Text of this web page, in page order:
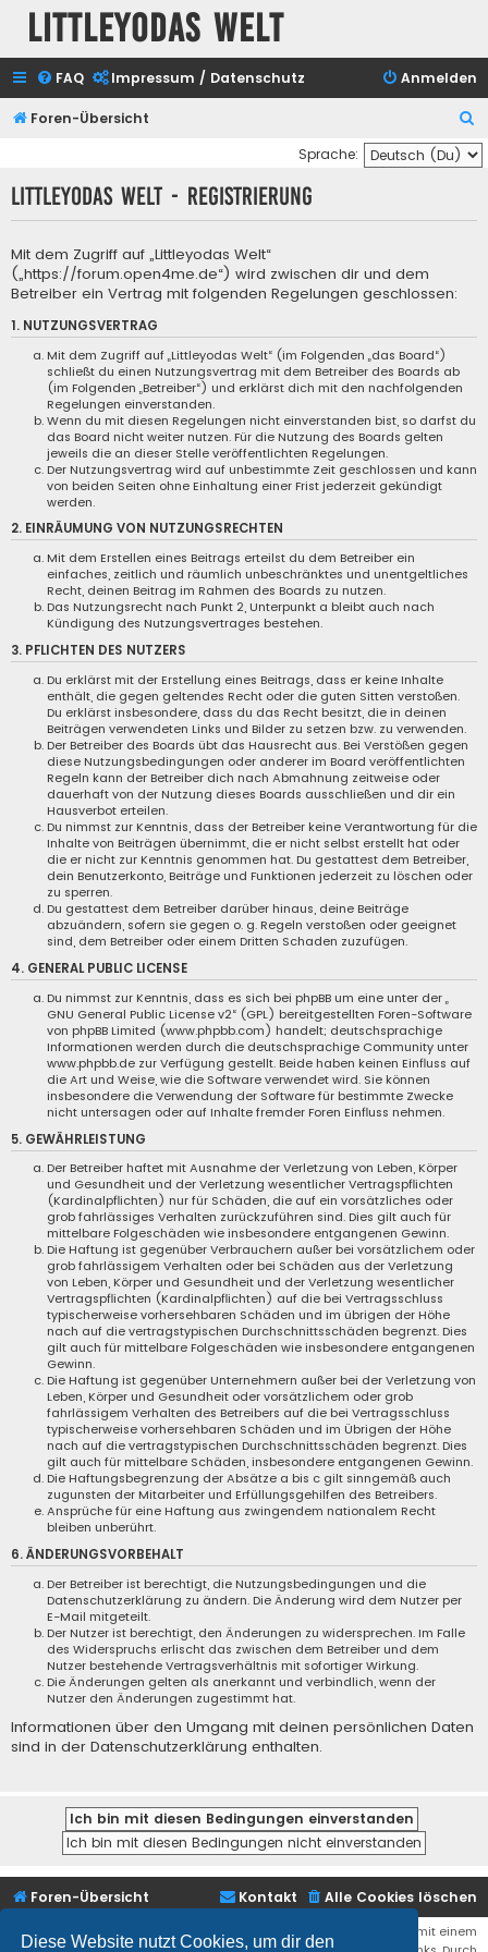
Diese Website nutzt Cookies, um dir den
Littleyodas Welt
FAQ Impressum / Datenschutz Anmelden
Foren-Übersicht
u
c
Sprache:
Littleyodas Welt - Registrierung
Mit dem Zugriff auf „Littleyodas Welt“
(„https://forum.open4me.de“) wird zwischen dir und dem
Betreiber ein Vertrag mit folgenden Regelungen geschlossen:
1. NUTZUNGSVERTRAG
Mit dem Zugriff auf „Littleyodas Welt“ (im Folgenden „das Board“)
schließt du einen Nutzungsvertrag mit dem Betreiber des Boards ab
(im Folgenden „Betreiber“) und erklärst dich mit den nachfolgenden
Regelungen einverstanden.
Wenn du mit diesen Regelungen nicht einverstanden bist, so darfst du
das Board nicht weiter nutzen. Für die Nutzung des Boards gelten
jeweils die an dieser Stelle veröffentlichten Regelungen.
Der Nutzungsvertrag wird auf unbestimmte Zeit geschlossen und kann
von beiden Seiten ohne Einhaltung einer Frist jederzeit gekündigt
werden.
2. EINRÄUMUNG VON NUTZUNGSRECHTEN
Mit dem Erstellen eines Beitrags erteilst du dem Betreiber ein
einfaches, zeitlich und räumlich unbeschränktes und unentgeltliches
Recht, deinen Beitrag im Rahmen des Boards zu nutzen.
Das Nutzungsrecht nach Punkt 2, Unterpunkt a bleibt auch nach
Kündigung des Nutzungsvertrages bestehen.
3. PFLICHTEN DES NUTZERS
Du erklärst mit der Erstellung eines Beitrags, dass er keine Inhalte
enthält, die gegen geltendes Recht oder die guten Sitten verstoßen.
Du erklärst insbesondere, dass du das Recht besitzt, die in deinen
Beiträgen verwendeten Links und Bilder zu setzen bzw. zu verwenden.
Der Betreiber des Boards übt das Hausrecht aus. Bei Verstößen gegen
diese Nutzungsbedingungen oder anderer im Board veröffentlichten
Regeln kann der Betreiber dich nach Abmahnung zeitweise oder
dauerhaft von der Nutzung dieses Boards ausschließen und dir ein
Hausverbot erteilen.
Du nimmst zur Kenntnis, dass der Betreiber keine Verantwortung für die
Inhalte von Beiträgen übernimmt, die er nicht selbst erstellt hat oder
die er nicht zur Kenntnis genommen hat. Du gestattest dem Betreiber,
dein Benutzerkonto, Beiträge und Funktionen jederzeit zu löschen oder
zu sperren.
Du gestattest dem Betreiber darüber hinaus, deine Beiträge
abzuändern, sofern sie gegen o. g. Regeln verstoßen oder geeignet
sind, dem Betreiber oder einem Dritten Schaden zuzufügen.
4. GENERAL PUBLIC LICENSE
Du nimmst zur Kenntnis, dass es sich bei phpBB um eine unter der „
GNU General Public License v2“ (GPL) bereitgestellten Foren-Software
von phpBB Limited (www.phpbb.com) handelt; deutschsprachige
Informationen werden durch die deutschsprachige Community unter
www.phpbb.de zur Verfügung gestellt. Beide haben keinen Einfluss auf
die Art und Weise, wie die Software verwendet wird. Sie können
insbesondere die Verwendung der Software für bestimmte Zwecke
nicht untersagen oder auf Inhalte fremder Foren Einfluss nehmen.
5. GEWÄHRLEISTUNG
Der Betreiber haftet mit Ausnahme der Verletzung von Leben, Körper
und Gesundheit und der Verletzung wesentlicher Vertragspflichten
(Kardinalpflichten) nur für Schäden, die auf ein vorsätzliches oder
grob fahrlässiges Verhalten zurückzuführen sind. Dies gilt auch für
mittelbare Folgeschäden wie insbesondere entgangenen Gewinn.
Die Haftung ist gegenüber Verbrauchern außer bei vorsätzlichem oder
grob fahrlässigem Verhalten oder bei Schäden aus der Verletzung
von Leben, Körper und Gesundheit und der Verletzung wesentlicher
Vertragspflichten (Kardinalpflichten) auf die bei Vertragsschluss
typischerweise vorhersehbaren Schäden und im übrigen der Höhe
nach auf die vertragstypischen Durchschnittsschäden begrenzt. Dies
gilt auch für mittelbare Folgeschäden wie insbesondere entgangenen
Gewinn.
Die Haftung ist gegenüber Unternehmern außer bei der Verletzung von
Leben, Körper und Gesundheit oder vorsätzlichem oder grob
fahrlässigem Verhalten des Betreibers auf die bei Vertragsschluss
typischerweise vorhersehbaren Schäden und im Übrigen der Höhe
nach auf die vertragstypischen Durchschnittsschäden begrenzt. Dies
gilt auch für mittelbare Schäden, insbesondere entgangenen Gewinn.
Die Haftungsbegrenzung der Absätze a bis c gilt sinngemäß auch
zugunsten der Mitarbeiter und Erfüllungsgehilfen des Betreibers.
Ansprüche für eine Haftung aus zwingendem nationalem Recht
bleiben unberührt.
6. ÄNDERUNGSVORBEHALT
Der Betreiber ist berechtigt, die Nutzungsbedingungen und die
Datenschutzerklärung zu ändern. Die Änderung wird dem Nutzer per
E-Mail mitgeteilt.
Der Nutzer ist berechtigt, den Änderungen zu widersprechen. Im Falle
des Widerspruchs erlischt das zwischen dem Betreiber und dem
Nutzer bestehende Vertragsverhältnis mit sofortiger Wirkung.
Die Änderungen gelten als anerkannt und verbindlich, wenn der
Nutzer den Änderungen zugestimmt hat.
Informationen über den Umgang mit deinen persönlichen Daten
sind in der Datenschutzerklärung enthalten.
Foren-Übersicht Alle Cookies löschen
Kontakt
Bei den Links zu Shops (Amazon, Ebay, Aliexpress, ...) und Links, die mit einem